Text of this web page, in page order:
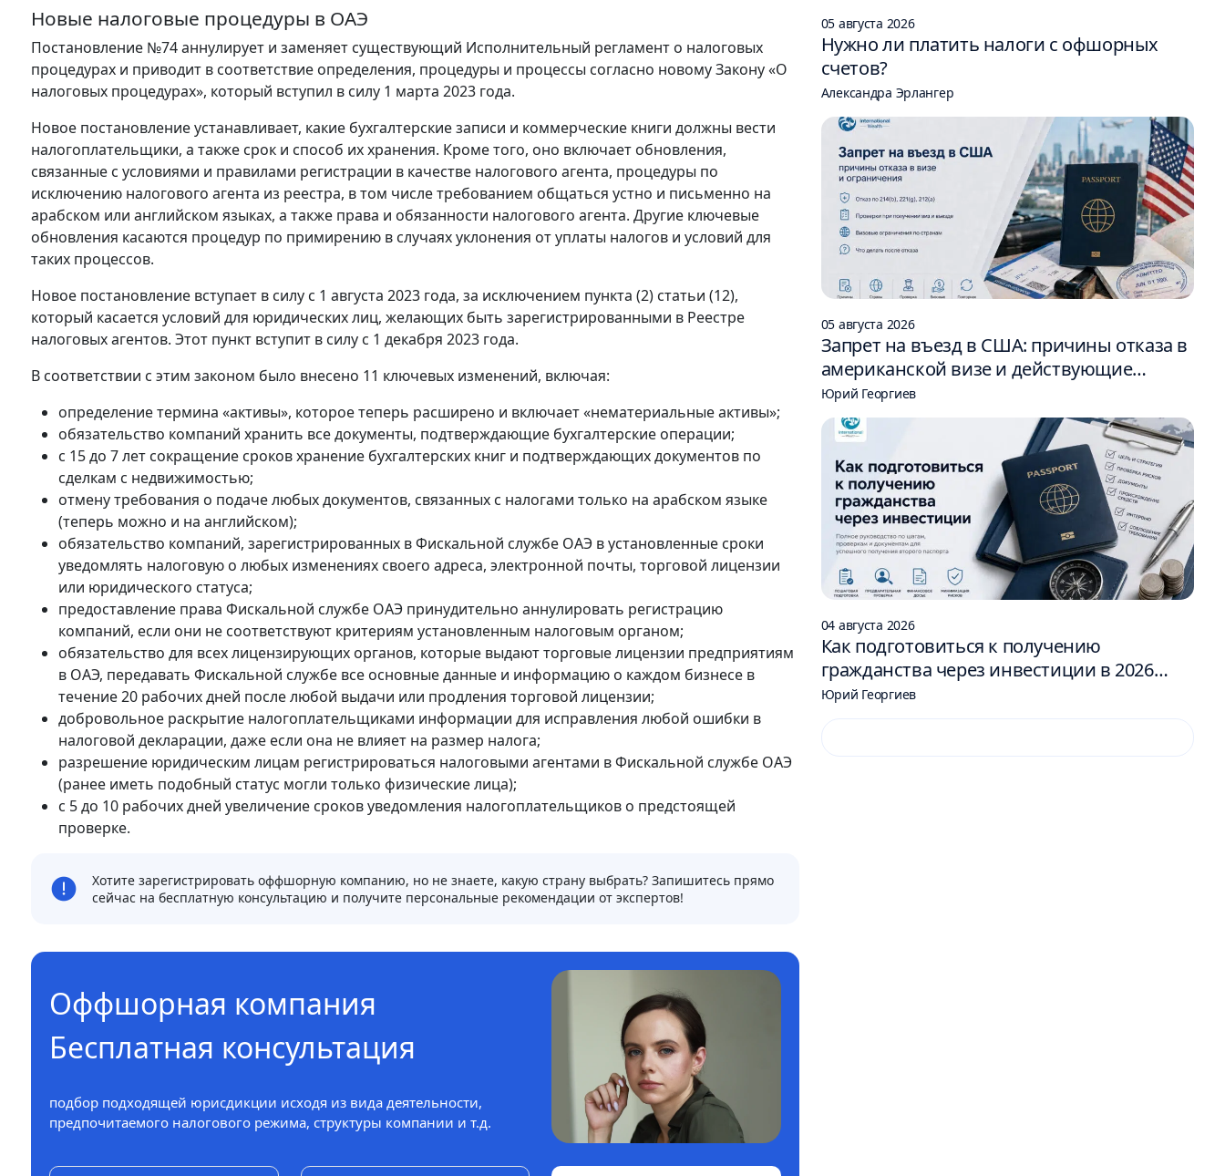
Новые налоговые процедуры в ОАЭ
Постановление №74 аннулирует и заменяет существующий Исполнительный регламент о налоговых
процедурах и приводит в соответствие определения, процедуры и процессы согласно новому Закону «О
налоговых процедурах», который вступил в силу 1 марта 2023 года.
Новое постановление устанавливает, какие бухгалтерские записи и коммерческие книги должны вести
налогоплательщики, а также срок и способ их хранения. Кроме того, оно включает обновления,
связанные с условиями и правилами регистрации в качестве налогового агента, процедуры по
исключению налогового агента из реестра, в том числе требованием общаться устно и письменно на
арабском или английском языках, а также права и обязанности налогового агента. Другие ключевые
обновления касаются процедур по примирению в случаях уклонения от уплаты налогов и условий для
таких процессов.
Новое постановление вступает в силу с 1 августа 2023 года, за исключением пункта (2) статьи (12),
который касается условий для юридических лиц, желающих быть зарегистрированными в Реестре
налоговых агентов. Этот пункт вступит в силу с 1 декабря 2023 года.
В соответствии с этим законом было внесено 11 ключевых изменений, включая:
определение термина «активы», которое теперь расширено и включает «нематериальные активы»;
обязательство компаний хранить все документы, подтверждающие бухгалтерские операции;
с 15 до 7 лет сокращение сроков хранение бухгалтерских книг и подтверждающих документов по
сделкам с недвижимостью;
отмену требования о подаче любых документов, связанных с налогами только на арабском языке
(теперь можно и на английском);
обязательство компаний, зарегистрированных в Фискальной службе ОАЭ в установленные сроки
уведомлять налоговую о любых изменениях своего адреса, электронной почты, торговой лицензии
или юридического статуса;
предоставление права Фискальной службе ОАЭ принудительно аннулировать регистрацию
компаний, если они не соответствуют критериям установленным налоговым органом;
обязательство для всех лицензирующих органов, которые выдают торговые лицензии предприятиям
в ОАЭ, передавать Фискальной службе все основные данные и информацию о каждом бизнесе в
течение 20 рабочих дней после любой выдачи или продления торговой лицензии;
добровольное раскрытие налогоплательщиками информации для исправления любой ошибки в
налоговой декларации, даже если она не влияет на размер налога;
разрешение юридическим лицам регистрироваться налоговыми агентами в Фискальной службе ОАЭ
(ранее иметь подобный статус могли только физические лица);
с 5 до 10 рабочих дней увеличение сроков уведомления налогоплательщиков о предстоящей
проверке.
Хотите зарегистрировать оффшорную компанию, но не знаете, какую страну выбрать? Запишитесь прямо
сейчас на бесплатную консультацию и получите персональные рекомендации от экспертов!
Оффшорная компания
Бесплатная консультация
подбор подходящей юрисдикции исходя из вида деятельности,
предпочитаемого налогового режима, структуры компании и т.д.
05 августа 2026
Нужно ли платить налоги с офшорных
счетов?
Александра Эрлангер
05 августа 2026
Запрет на въезд в США: причины отказа в
американской визе и действующие
ограничения
Юрий Георгиев
04 августа 2026
Как подготовиться к получению
гражданства через инвестиции в 2026
году: 6 шагов
Юрий Георгиев